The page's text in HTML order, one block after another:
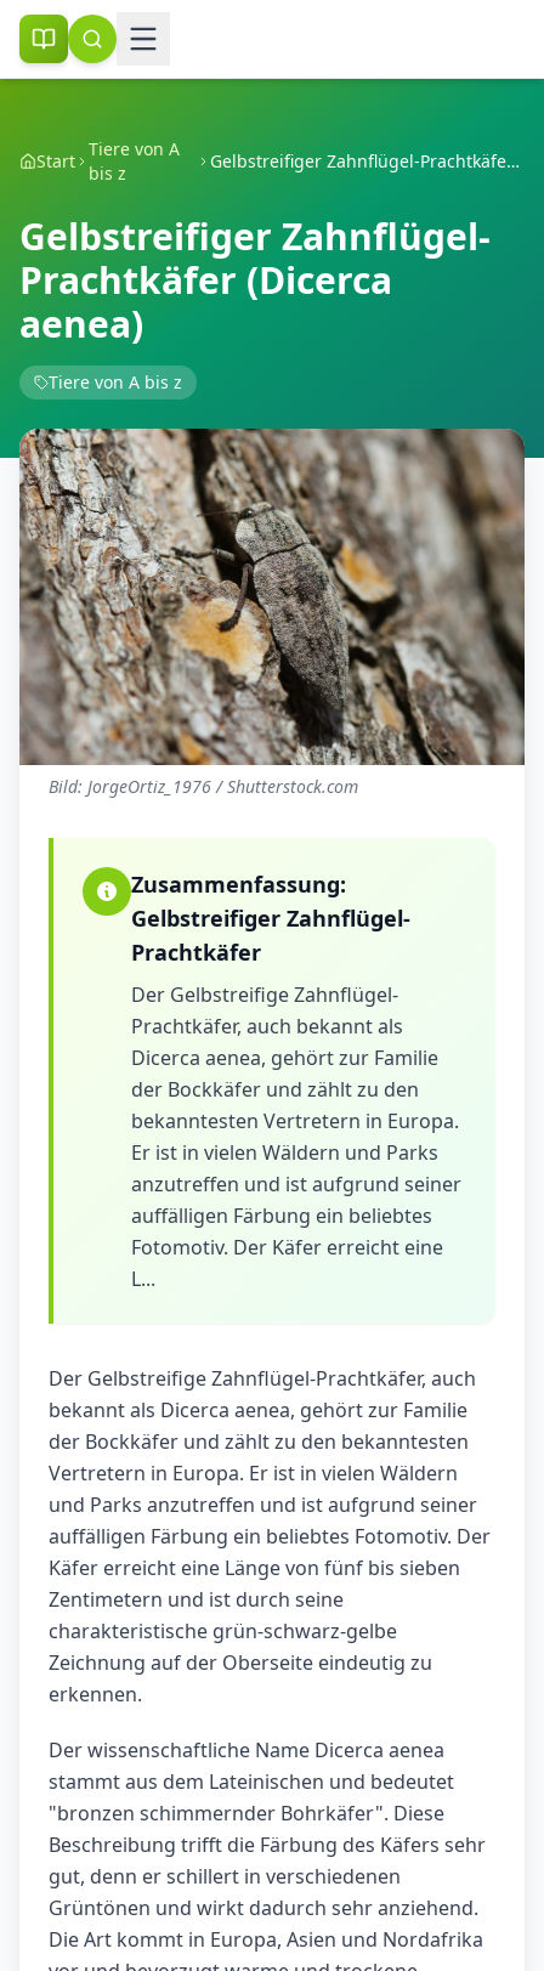
Start
Tiere von A
bis z
Gelbstreifiger Zahnflügel-Prachtkäfer (Dicerca aenea)
Gelbstreifiger Zahnflügel-
Prachtkäfer (Dicerca
aenea)
Tiere von A bis z
Bild: JorgeOrtiz_1976 / Shutterstock.com
Zusammenfassung:
Gelbstreifiger Zahnflügel-
Prachtkäfer
Der Gelbstreifige Zahnflügel-
Prachtkäfer, auch bekannt als
Dicerca aenea, gehört zur Familie
der Bockkäfer und zählt zu den
bekanntesten Vertretern in Europa.
Er ist in vielen Wäldern und Parks
anzutreffen und ist aufgrund seiner
auffälligen Färbung ein beliebtes
Fotomotiv. Der Käfer erreicht eine
L...
Der Gelbstreifige Zahnflügel-Prachtkäfer, auch
bekannt als Dicerca aenea, gehört zur Familie
der Bockkäfer und zählt zu den bekanntesten
Vertretern in Europa. Er ist in vielen Wäldern
und Parks anzutreffen und ist aufgrund seiner
auffälligen Färbung ein beliebtes Fotomotiv. Der
Käfer erreicht eine Länge von fünf bis sieben
Zentimetern und ist durch seine
charakteristische grün-schwarz-gelbe
Zeichnung auf der Oberseite eindeutig zu
erkennen.
Der wissenschaftliche Name Dicerca aenea
stammt aus dem Lateinischen und bedeutet
"bronzen schimmernder Bohrkäfer". Diese
Beschreibung trifft die Färbung des Käfers sehr
gut, denn er schillert in verschiedenen
Grüntönen und wirkt dadurch sehr anziehend.
Die Art kommt in Europa, Asien und Nordafrika